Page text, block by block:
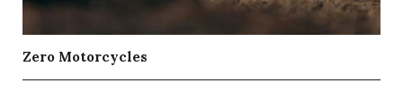
Zero Motorcycles